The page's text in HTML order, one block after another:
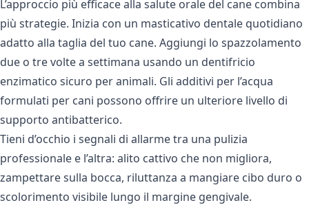
L’approccio più efficace alla salute orale del cane combina
più strategie. Inizia con un masticativo dentale quotidiano
adatto alla taglia del tuo cane. Aggiungi lo spazzolamento
due o tre volte a settimana usando un dentifricio
enzimatico sicuro per animali. Gli additivi per l’acqua
formulati per cani possono offrire un ulteriore livello di
supporto antibatterico.
Tieni d’occhio i segnali di allarme tra una pulizia
professionale e l’altra: alito cattivo che non migliora,
zampettare sulla bocca, riluttanza a mangiare cibo duro o
scolorimento visibile lungo il margine gengivale.